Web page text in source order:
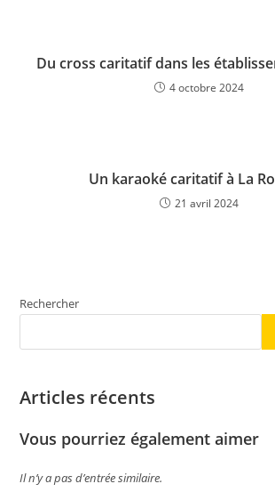
Du cross caritatif dans les
4 octobre 2024
Un karaoké caritatif à La
21 avril 2024
Rechercher
Articles récents
Vous pourriez également aimer
Il n’y a pas d’entrée similaire.